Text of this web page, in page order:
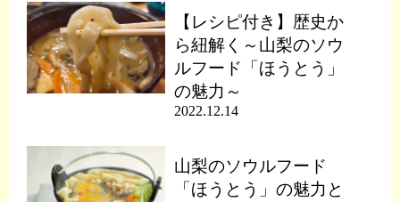
【レシピ付き】歴史か
ら紐解く～山梨のソウ
ルフード「ほうとう」
の魅力～
2022.12.14
山梨のソウルフード
「ほうとう」の魅力と